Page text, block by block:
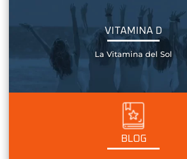
VITAMINA D
La Vitamina del Sol
BLOG